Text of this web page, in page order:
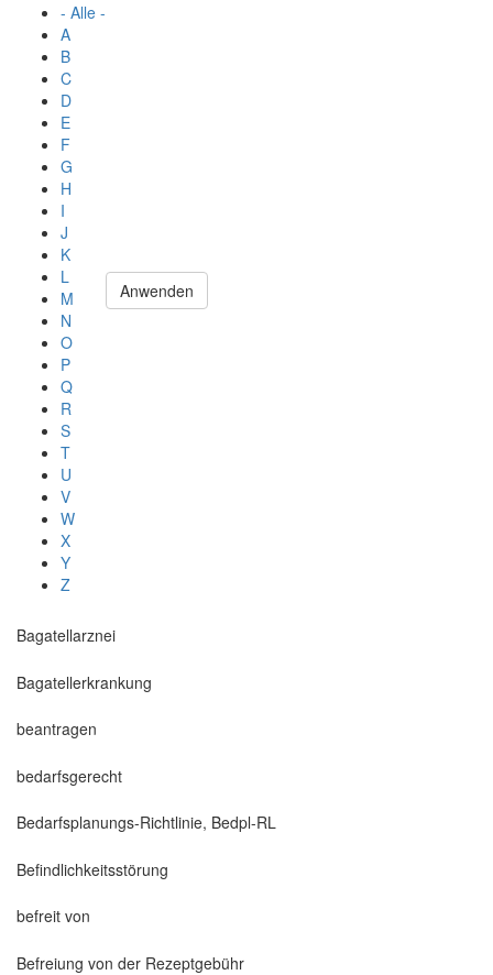
- Alle -
A
B
C
D
E
F
G
H
I
J
K
L
M
N
O
P
Q
R
S
T
U
V
W
X
Y
Z
Anwenden
Bagatellarznei
Bagatellerkrankung
beantragen
bedarfsgerecht
Bedarfsplanungs-Richtlinie, Bedpl-RL
Befindlichkeitsstörung
befreit von
Befreiung von der Rezeptgebühr